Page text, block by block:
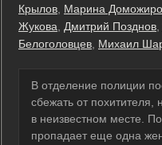
Крылов Марина
Жукова
Дмитрий Позднов
Белоголовцев Михаил
В отделение полиции
сбежать от
в неизвестном месте.
пропадает еще одна